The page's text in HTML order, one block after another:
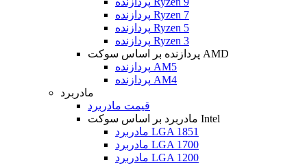
پردازنده Ryzen 7
پردازنده Ryzen 5
پردازنده Ryzen 3
پردازنده بر اساس سوکت AMD
پردازنده AM5
پردازنده AM4
مادربرد
قیمت مادربرد
مادربرد بر اساس سوکت Intel
مادربرد LGA 1851
مادربرد LGA 1700
مادربرد LGA 1200